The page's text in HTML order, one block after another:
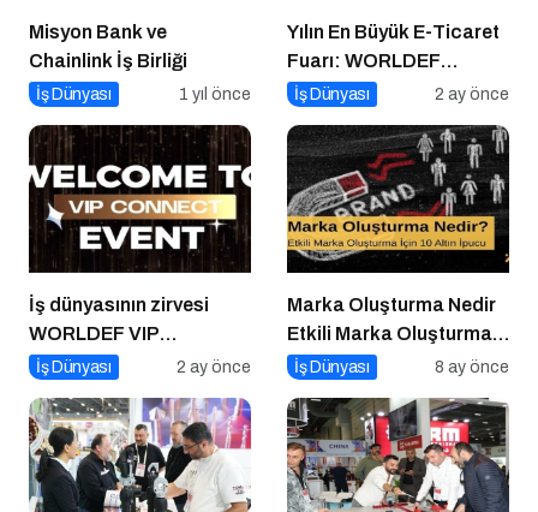
Misyon Bank ve
Chainlink İş Birliği
İş Dünyası 1 yıl önce
Yılın En Büyük E-Ticaret
Fuarı: WORLDEF
Istanbul 2026
İş Dünyası 2 ay önce
İş dünyasının zirvesi
WORLDEF VIP
Connect’te buluştu
İş Dünyası 2 ay önce
Marka Oluşturma Nedir
Etkili Marka Oluşturma
için 10 Altın İpucu
İş Dünyası 8 ay önce